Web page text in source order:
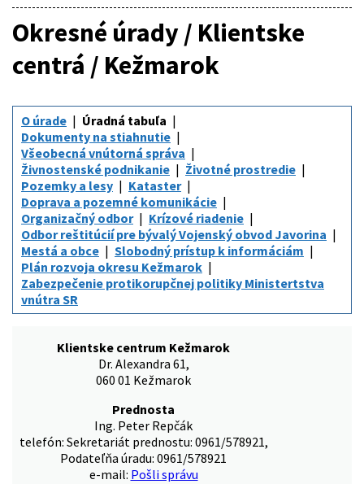
Okresné úrady / Klientske
centrá / Kežmarok
O úrade
Úradná tabuľa
Dokumenty na stiahnutie
Všeobecná vnútorná správa
Živnostenské podnikanie
Životné prostredie
Pozemky a lesy
Kataster
Doprava a pozemné komunikácie
Organizačný odbor
Krízové riadenie
Odbor reštitúcií pre bývalý Vojenský obvod Javorina
Mestá a obce
Slobodný prístup k informáciám
Plán rozvoja okresu Kežmarok
Zabezpečenie protikorupčnej politiky Ministertstva
vnútra SR
Klientske centrum Kežmarok
Dr. Alexandra 61,
060 01 Kežmarok
Prednosta
Ing. Peter Repčák
telefón: Sekretariát prednostu: 0961/578921,
Podateľňa úradu: 0961/578921
e-mail: Pošli správu